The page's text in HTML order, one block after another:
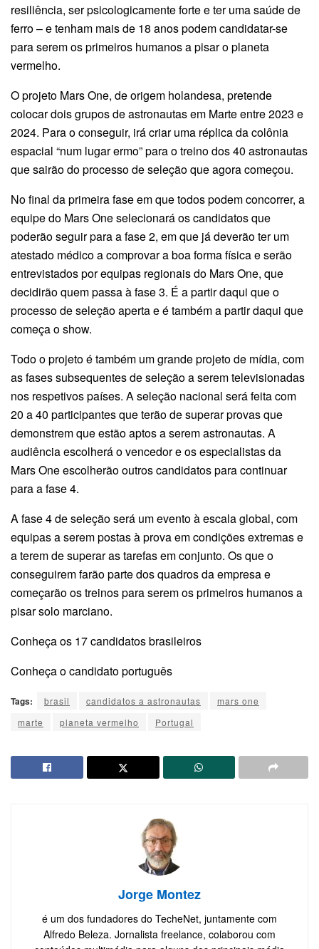
resiliência, ser psicologicamente forte e ter uma saúde de
ferro – e tenham mais de 18 anos podem candidatar-se
para serem os primeiros humanos a pisar o planeta
vermelho.
O projeto Mars One, de origem holandesa, pretende
colocar dois grupos de astronautas em Marte entre 2023 e
2024. Para o conseguir, irá criar uma réplica da colônia
espacial “num lugar ermo” para o treino dos 40 astronautas
que sairão do processo de seleção que agora começou.
No final da primeira fase em que todos podem concorrer, a
equipe do Mars One selecionará os candidatos que
poderão seguir para a fase 2, em que já deverão ter um
atestado médico a comprovar a boa forma física e serão
entrevistados por equipas regionais do Mars One, que
decidirão quem passa à fase 3. É a partir daqui que o
processo de seleção aperta e é também a partir daqui que
começa o show.
Todo o projeto é também um grande projeto de mídia, com
as fases subsequentes de seleção a serem televisionadas
nos respetivos países. A seleção nacional será feita com
20 a 40 participantes que terão de superar provas que
demonstrem que estão aptos a serem astronautas. A
audiência escolherá o vencedor e os especialistas da
Mars One escolherão outros candidatos para continuar
para a fase 4.
A fase 4 de seleção será um evento à escala global, com
equipas a serem postas à prova em condições extremas e
a terem de superar as tarefas em conjunto. Os que o
conseguirem farão parte dos quadros da empresa e
começarão os treinos para serem os primeiros humanos a
pisar solo marciano.
Conheça os 17 candidatos brasileiros
Conheça o candidato português
Tags: brasil candidatos a astronautas
mars one
marte
planeta vermelho Portugal
Jorge Montez
é um dos fundadores do TecheNet, juntamente com
Alfredo Beleza. Jornalista freelance, colaborou com